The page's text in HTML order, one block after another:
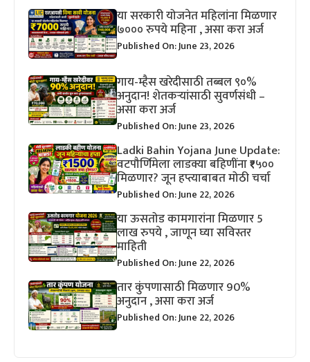
या सरकारी योजनेत महिलांना मिळणार
७००० रुपये महिना , असा करा अर्ज
Published On: June 23, 2026
गाय-म्हैस खरेदीसाठी तब्बल ९०%
अनुदान! शेतकऱ्यांसाठी सुवर्णसंधी –
असा करा अर्ज
Published On: June 23, 2026
Ladki Bahin Yojana June Update:
वटपौर्णिमेला लाडक्या बहिणींना ₹१५००
मिळणार? जून हप्त्याबाबत मोठी चर्चा
Published On: June 22, 2026
या ऊसतोड कामगारांना मिळणार 5
लाख रुपये , जाणून घ्या सविस्तर
माहिती
Published On: June 22, 2026
तार कुंपणासाठी मिळणार 90%
अनुदान , असा करा अर्ज
Published On: June 22, 2026